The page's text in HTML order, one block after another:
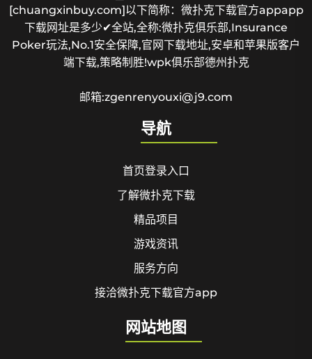
[chuangxinbuy.com]以下简称：微扑克下载官方appapp
下载网址是多少✔全站,全称:微扑克俱乐部,Insurance
Poker玩法,No.1安全保障,官网下载地址,安卓和苹果版客户
端下载,策略制胜!wpk俱乐部德州扑克
邮箱:zgenrenyouxi@j9.com
导航
首页登录入口
了解微扑克下载
精品项目
游戏资讯
服务方向
接洽微扑克下载官方app
网站地图